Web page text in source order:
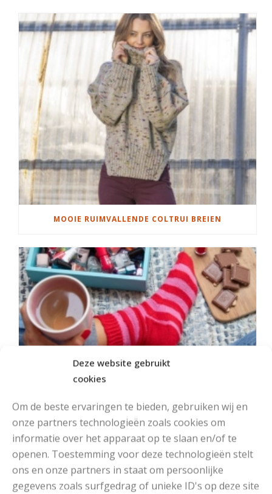
Deze website gebruikt
cookies
Om de beste ervaringen te bieden, gebruiken wij en
onze partners technologieën zoals cookies om
informatie over het apparaat op te slaan en/of te
openen. Toestemming voor deze technologieën stelt
ons en onze partners in staat om persoonlijke
gegevens zoals surfgedrag of unieke ID's op deze site
MOOIE RUIMVALLENDE COLTRUI BREIEN
MOOIE DIKGESTREEPTE SOKKEN BREIEN VAN DURABLE GAREN